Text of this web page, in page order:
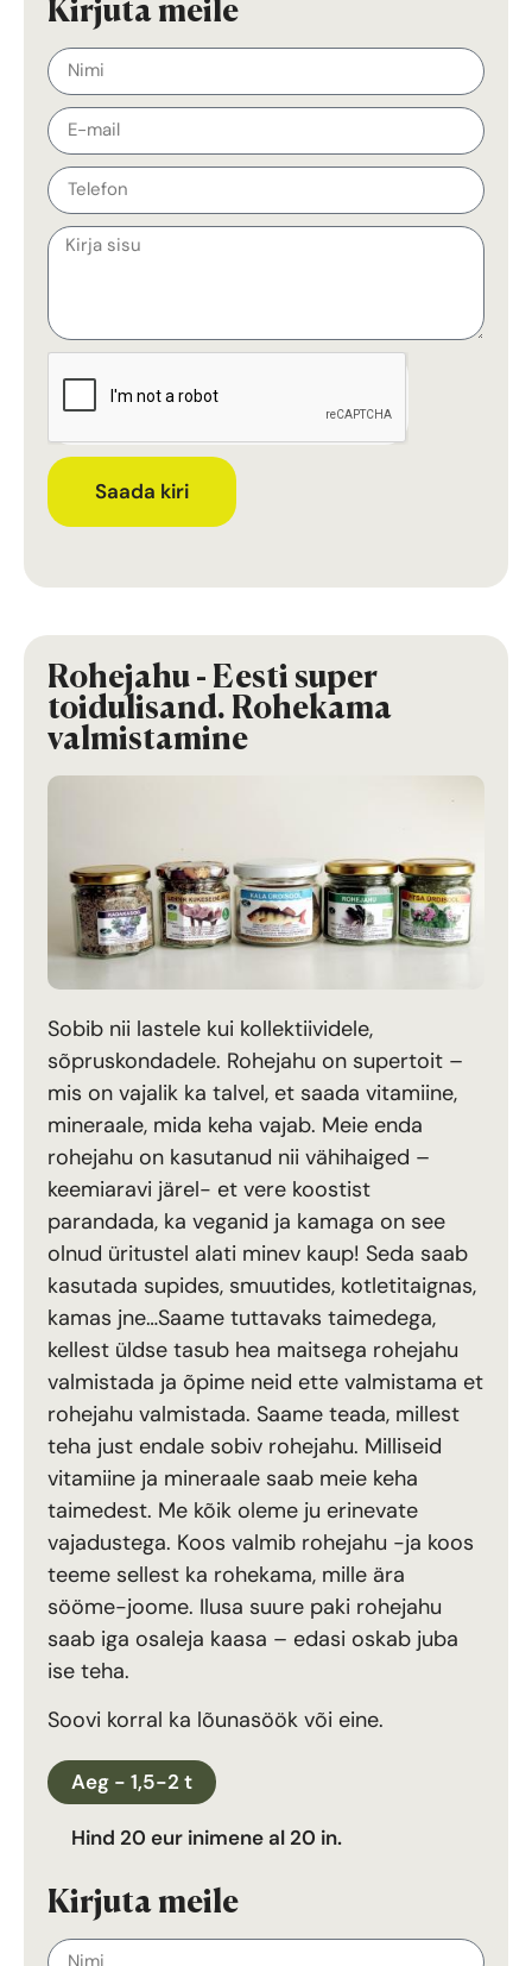
Saada kiri
Rohejahu - Eesti super
toidulisand. Rohekama
valmistamine
Sobib nii lastele kui kollektiividele,
sõpruskondadele. Rohejahu on supertoit –
mis on vajalik ka talvel, et saada vitamiine,
mineraale, mida keha vajab. Meie enda
rohejahu on kasutanud nii vähihaiged –
keemiaravi järel- et vere koostist
parandada, ka veganid ja kamaga on see
olnud üritustel alati minev kaup! Seda saab
kasutada supides, smuutides, kotletitaignas,
kamas jne…Saame tuttavaks taimedega,
kellest üldse tasub hea maitsega rohejahu
valmistada ja õpime neid ette valmistama et
rohejahu valmistada. Saame teada, millest
teha just endale sobiv rohejahu. Milliseid
vitamiine ja mineraale saab meie keha
taimedest. Me kõik oleme ju erinevate
vajadustega. Koos valmib rohejahu -ja koos
teeme sellest ka rohekama, mille ära
sööme-joome. Ilusa suure paki rohejahu
saab iga osaleja kaasa – edasi oskab juba
ise teha.
Soovi korral ka lõunasöök või eine.
Aeg - 1,5-2 t
Hind 20 eur inimene al 20 in.
Kirjuta meile